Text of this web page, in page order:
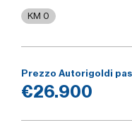
KM 0
Prezzo Autorigoldi
€26.900